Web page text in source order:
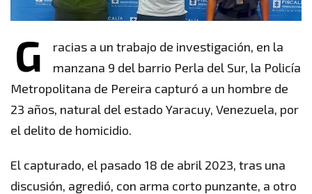
G
racias a un trabajo de investigación, en la
manzana 9 del barrio Perla del Sur, la Policía
Metropolitana de Pereira capturó a un hombre de
23 años, natural del estado Yaracuy, Venezuela, por
el delito de homicidio.
El capturado, el pasado 18 de abril 2023, tras una
discusión, agredió, con arma corto punzante, a otro